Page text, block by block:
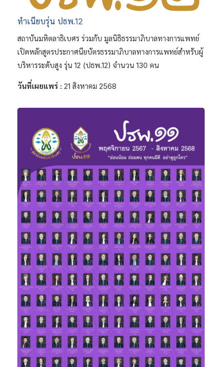
ทำเนียบรุ่น ปธพ.12
สถาบันมหิตลาธิเบศร ร่วมกับ มูลนิธิธรรมาภิบาลทางการแพทย์
เปิดหลักสูตรประกาศนียบัตรธรรมาภิบาลทางการแพทย์สำหรับผู้
บริหารระดับสูง รุ่น 12 (ปธพ.12) จำนวน 130 คน
วันที่เผยแพร่ : 21 สิงหาคม 2568